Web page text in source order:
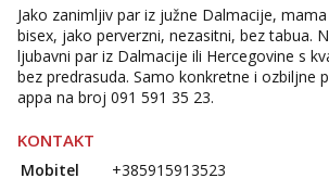
Jako zanimljiv par iz južne Dalmacije,
bisex, jako perverzni, nezasitni, bez tabua.
ljubavni par iz Dalmacije ili Hercegovine s
bez predrasuda. Samo konkretne i ozbiljne
appa na broj 091 591 35 23.
KONTAKT
Mobitel +385915913523